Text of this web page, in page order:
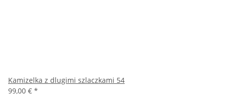
Kamizelka z dlugimi szlaczkami 54
99,00 € *